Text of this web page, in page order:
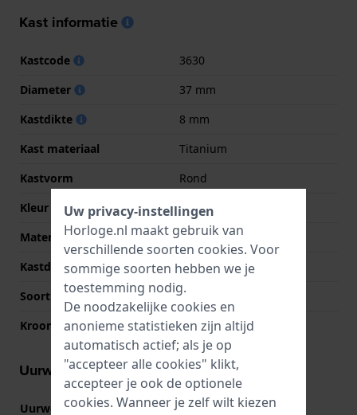
Kast informatie
Kastcode
3630
Diameter
37 mm
Kastdikte
8 mm
Kast materiaal
Titanium
Kastvorm
Rond
Kleur kast
Grijs
Materiaal kastdeksel
Titanium
Kastdeksel
Klikkast
Soort glas
Mineraal
Kroon
Trek kroon
Uurwerk informatie
Uurwerk nr. 1S13 Bekijk specificaties
Uw privacy-instellingen
Horloge.nl maakt gebruik van
verschillende soorten cookies. Voor
sommige soorten hebben we je
toestemming nodig.
De noodzakelijke cookies en
anonieme statistieken zijn altijd
automatisch actief; als je op
"accepteer alle cookies" klikt,
accepteer je ook de optionele
cookies. Wanneer je zelf wilt kiezen